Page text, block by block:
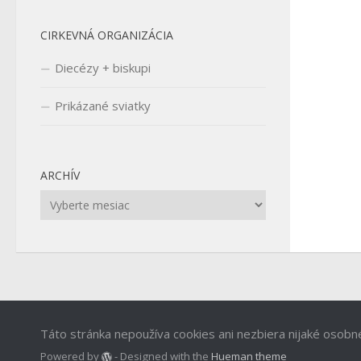
CIRKEVNÁ ORGANIZÁCIA
Diecézy + biskupi
Prikázané sviatky
ARCHÍV
Archív
Táto stránka nepoužíva cookies ani nezbiera nijaké
Powered by - Designed with the Hueman theme